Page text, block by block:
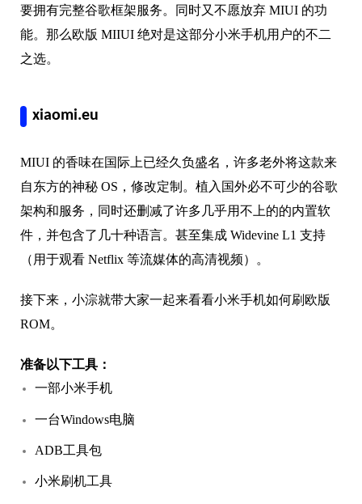
要拥有完整谷歌框架服务。同时又不愿放弃 MIUI 的功
能。那么欧版 MIIUI 绝对是这部分小米手机用户的不二
之选。
xiaomi.eu
MIUI 的香味在国际上已经久负盛名，许多老外将这款来
自东方的神秘 OS，修改定制。植入国外必不可少的谷歌
架构和服务，同时还删减了许多几乎用不上的的内置软
件，并包含了几十种语言。甚至集成 Widevine L1 支持
（用于观看 Netflix 等流媒体的高清视频）。
接下来，小淙就带大家一起来看看小米手机如何刷欧版
ROM。
准备以下工具：
一部小米手机
一台Windows电脑
ADB工具包
小米刷机工具